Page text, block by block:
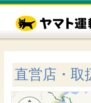
直営店・取